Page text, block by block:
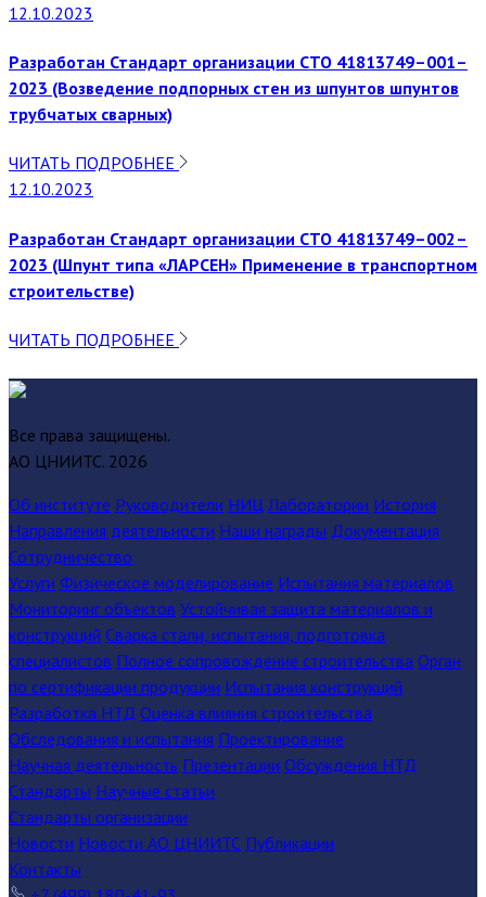
12.10.2023
Разработан Стандарт организации СТО 41813749–001–
2023 (Возведение подпорных стен из шпунтов шпунтов
трубчатых сварных)
ЧИТАТЬ ПОДРОБНЕЕ
12.10.2023
Разработан Стандарт организации СТО 41813749–002–
2023 (Шпунт типа «ЛАРСЕН» Применение в транспортном
строительстве)
ЧИТАТЬ ПОДРОБНЕЕ
Все права защищены.
АО ЦНИИТС. 2026
Об институте Руководители НИЦ Лаборатории История
Направления деятельности Наши награды Документация
Сотрудничество
Услуги Физическое моделирование Испытания материалов
Мониторинг объектов Устойчивая защита материалов и
конструкций Сварка стали, испытания, подготовка
специалистов Полное сопровождение строительства Орган
по сертификации продукции Испытания конструкций
Разработка НТД Оценка влияния строительства
Обследования и испытания Проектирование
Научная деятельность Презентации Обсуждения НТД
Стандарты Научные статьи
Стандарты организации
Новости Новости АО ЦНИИТС Публикации
Контакты